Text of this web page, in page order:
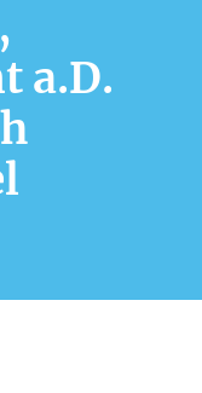
a.D.